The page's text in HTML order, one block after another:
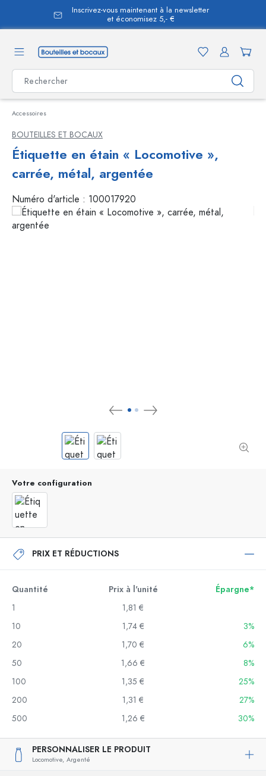
principal
Inscrivez-vous maintenant à la newsletter
et économisez 5,- €
Accessoires
BOUTEILLES ET BOCAUX
Étiquette en étain « Locomotive »,
carrée, métal, argentée
Numéro d'article : 100017920
Votre configuration
PRIX ET RÉDUCTIONS
Quantité Prix à l'unité
Épargne*
1
1,81 €
10
1,74 €
3%
20
1,70 €
6%
50
1,66 €
8%
100
1,35 €
25%
200
1,31 €
27%
500
1,26 € 30%
PERSONNALISER LE PRODUIT
Locomotive, Argenté